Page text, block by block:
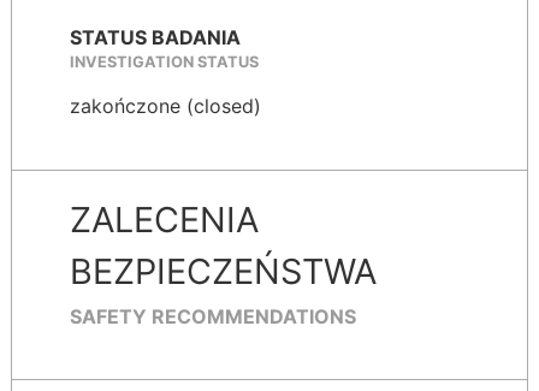
STATUS BADANIA
INVESTIGATION STATUS
zakończone (closed)
ZALECENIA
BEZPIECZEŃSTWA
SAFETY RECOMMENDATIONS